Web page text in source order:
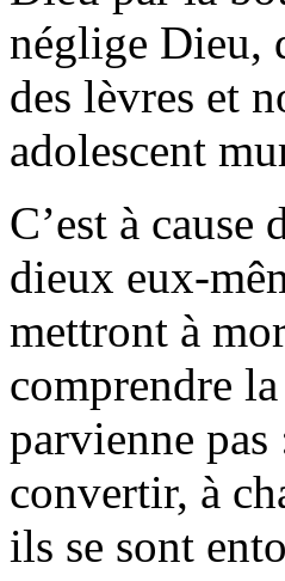
néglige Dieu,
des lèvres et
adolescent
C’est à
dieux eux-
mettront à
comprendre
parvienne
convertir, à
ils se sont